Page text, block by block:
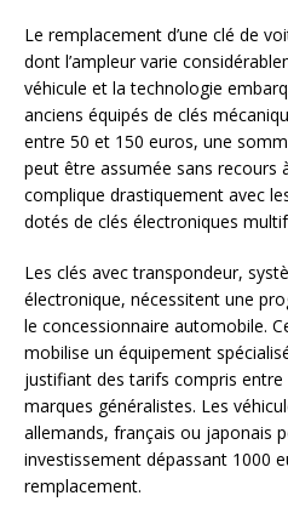
Le remplacement d’une clé de
dont l’ampleur varie
véhicule et la technologie
anciens équipés de clés
entre 50 et 150 euros, une
peut être assumée sans recours
complique drastiquement avec
dotés de clés électroniques
Les clés avec transpondeur,
électronique, nécessitent une
le concessionnaire automobile.
mobilise un équipement
justifiant des tarifs compris
marques généralistes. Les
allemands, français ou japonais
investissement dépassant 1000
remplacement.